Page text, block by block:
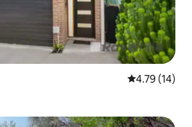
平均评分
4.79 (14)